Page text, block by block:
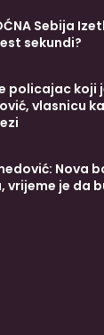
Sebija
sekundi?
policajac koji
vlasnicu
Nova
vrijeme je da